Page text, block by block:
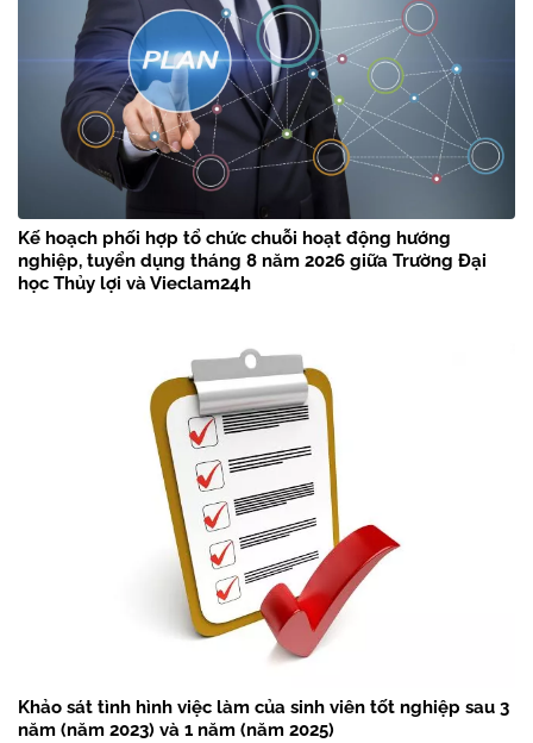
Kế hoạch phối hợp tổ chức chuỗi hoạt động hướng
nghiệp, tuyển dụng tháng 8 năm 2026 giữa Trường Đại
học Thủy lợi và Vieclam24h
Khảo sát tình hình việc làm của sinh viên tốt nghiệp sau 3
năm (năm 2023) và 1 năm (năm 2025)